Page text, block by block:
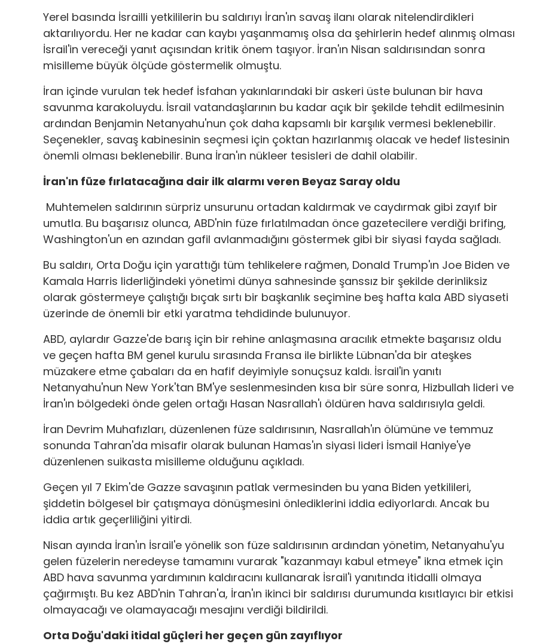
Yerel basında İsrailli yetkililerin bu saldırıyı İran'ın savaş ilanı olarak nitelendirdikleri
aktarılıyordu. Her ne kadar can kaybı yaşanmamış olsa da şehirlerin hedef alınmış olması
İsrail'in vereceği yanıt açısından kritik önem taşıyor. İran'ın Nisan saldırısından sonra
misilleme büyük ölçüde göstermelik olmuştu.
İran içinde vurulan tek hedef İsfahan yakınlarındaki bir askeri üste bulunan bir hava
savunma karakoluydu. İsrail vatandaşlarının bu kadar açık bir şekilde tehdit edilmesinin
ardından Benjamin Netanyahu'nun çok daha kapsamlı bir karşılık vermesi beklenebilir.
Seçenekler, savaş kabinesinin seçmesi için çoktan hazırlanmış olacak ve hedef listesinin
önemli olması beklenebilir. Buna İran'ın nükleer tesisleri de dahil olabilir.
İran'ın füze fırlatacağına dair ilk alarmı veren Beyaz Saray oldu
Muhtemelen saldırının sürpriz unsurunu ortadan kaldırmak ve caydırmak gibi zayıf bir
umutla. Bu başarısız olunca, ABD'nin füze fırlatılmadan önce gazetecilere verdiği brifing,
Washington'un en azından gafil avlanmadığını göstermek gibi bir siyasi fayda sağladı.
Bu saldırı, Orta Doğu için yarattığı tüm tehlikelere rağmen, Donald Trump'ın Joe Biden ve
Kamala Harris liderliğindeki yönetimi dünya sahnesinde şanssız bir şekilde derinliksiz
olarak göstermeye çalıştığı bıçak sırtı bir başkanlık seçimine beş hafta kala ABD siyaseti
üzerinde de önemli bir etki yaratma tehdidinde bulunuyor.
ABD, aylardır Gazze'de barış için bir rehine anlaşmasına aracılık etmekte başarısız oldu
ve geçen hafta BM genel kurulu sırasında Fransa ile birlikte Lübnan'da bir ateşkes
müzakere etme çabaları da en hafif deyimiyle sonuçsuz kaldı. İsrail'in yanıtı
Netanyahu'nun New York'tan BM'ye seslenmesinden kısa bir süre sonra, Hizbullah lideri ve
İran'ın bölgedeki önde gelen ortağı Hasan Nasrallah'ı öldüren hava saldırısıyla geldi.
İran Devrim Muhafızları, düzenlenen füze saldırısının, Nasrallah'ın ölümüne ve temmuz
sonunda Tahran'da misafir olarak bulunan Hamas'ın siyasi lideri İsmail Haniye'ye
düzenlenen suikasta misilleme olduğunu açıkladı.
Geçen yıl 7 Ekim'de Gazze savaşının patlak vermesinden bu yana Biden yetkilileri,
şiddetin bölgesel bir çatışmaya dönüşmesini önlediklerini iddia ediyorlardı. Ancak bu
iddia artık geçerliliğini yitirdi.
Nisan ayında İran'ın İsrail'e yönelik son füze saldırısının ardından yönetim, Netanyahu'yu
gelen füzelerin neredeyse tamamını vurarak "kazanmayı kabul etmeye" ikna etmek için
ABD hava savunma yardımının kaldıracını kullanarak İsrail'i yanıtında itidalli olmaya
çağırmıştı. Bu kez ABD'nin Tahran'a, İran'ın ikinci bir saldırısı durumunda kısıtlayıcı bir etkisi
olmayacağı ve olamayacağı mesajını verdiği bildirildi.
Orta Doğu'daki itidal güçleri her geçen gün zayıflıyor